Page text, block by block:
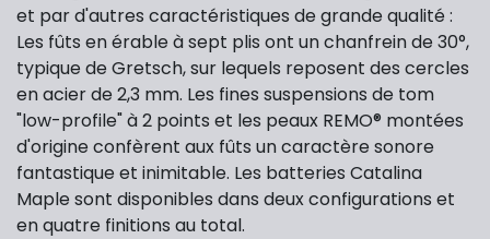
et par d'autres caractéristiques de grande qualité :
Les fûts en érable à sept plis ont un chanfrein de 30°,
typique de Gretsch, sur lequels reposent des cercles
en acier de 2,3 mm. Les fines suspensions de tom
"low-profile" à 2 points et les peaux REMO® montées
d'origine confèrent aux fûts un caractère sonore
fantastique et inimitable. Les batteries Catalina
Maple sont disponibles dans deux configurations et
en quatre finitions au total.